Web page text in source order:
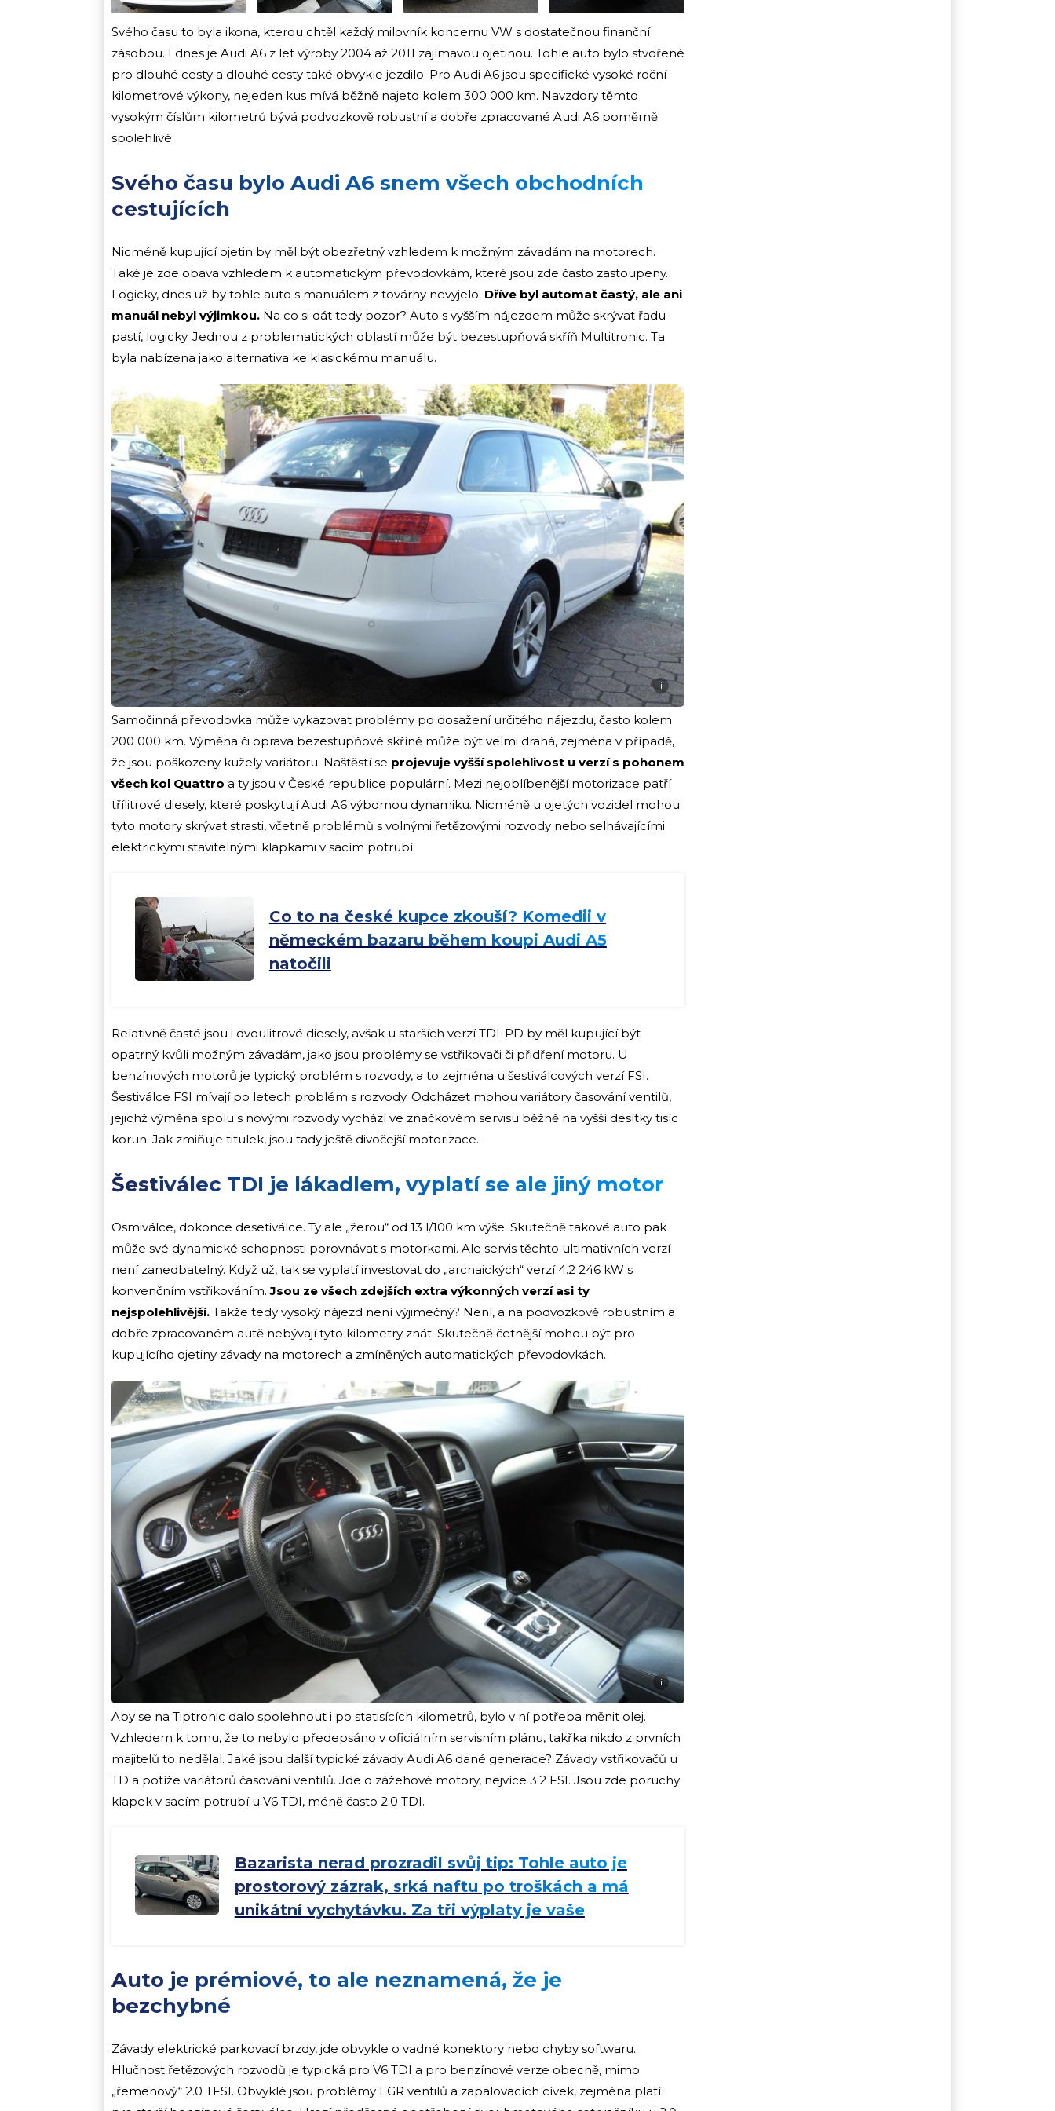
Svého času to byla ikona, kterou chtěl každý milovník koncernu VW s dostatečnou finanční
zásobou. I dnes je Audi A6 z let výroby 2004 až 2011 zajímavou ojetinou. Tohle auto bylo stvořené
pro dlouhé cesty a dlouhé cesty také obvykle jezdilo. Pro Audi A6 jsou specifické vysoké roční
kilometrové výkony, nejeden kus mívá běžně najeto kolem 300 000 km. Navzdory těmto
vysokým číslům kilometrů bývá podvozkově robustní a dobře zpracované Audi A6 poměrně
spolehlivé.
Svého času bylo Audi A6 snem všech obchodních
cestujících
Nicméně kupující ojetin by měl být obezřetný vzhledem k možným závadám na motorech.
Také je zde obava vzhledem k automatickým převodovkám, které jsou zde často zastoupeny.
Logicky, dnes už by tohle auto s manuálem z továrny nevyjelo. Dříve byl automat častý, ale ani
manuál nebyl výjimkou. Na co si dát tedy pozor? Auto s vyšším nájezdem může skrývat řadu
pastí, logicky. Jednou z problematických oblastí může být bezestupňová skříň Multitronic. Ta
byla nabízena jako alternativa ke klasickému manuálu.
i
Samočinná převodovka může vykazovat problémy po dosažení určitého nájezdu, často kolem
200 000 km. Výměna či oprava bezestupňové skříně může být velmi drahá, zejména v případě,
že jsou poškozeny kužely variátoru. Naštěstí se projevuje vyšší spolehlivost u verzí s pohonem
všech kol Quattro a ty jsou v České republice populární. Mezi nejoblíbenější motorizace patří
třílitrové diesely, které poskytují Audi A6 výbornou dynamiku. Nicméně u ojetých vozidel mohou
tyto motory skrývat strasti, včetně problémů s volnými řetězovými rozvody nebo selhávajícími
elektrickými stavitelnými klapkami v sacím potrubí.
Co to na české kupce zkouší? Komedii v
německém bazaru během koupi Audi A5
natočili
Relativně časté jsou i dvoulitrové diesely, avšak u starších verzí TDI-PD by měl kupující být
opatrný kvůli možným závadám, jako jsou problémy se vstřikovači či přidření motoru. U
benzínových motorů je typický problém s rozvody, a to zejména u šestiválcových verzí FSI.
Šestiválce FSI mívají po letech problém s rozvody. Odcházet mohou variátory časování ventilů,
jejichž výměna spolu s novými rozvody vychází ve značkovém servisu běžně na vyšší desítky tisíc
korun. Jak zmiňuje titulek, jsou tady ještě divočejší motorizace.
Šestiválec TDI je lákadlem, vyplatí se ale jiný motor
Osmiválce, dokonce desetiválce. Ty ale „žerou“ od 13 l/100 km výše. Skutečně takové auto pak
může své dynamické schopnosti porovnávat s motorkami. Ale servis těchto ultimativních verzí
není zanedbatelný. Když už, tak se vyplatí investovat do „archaických“ verzí 4.2 246 kW s
konvenčním vstřikováním.Jsou ze všech zdejších extra výkonných verzí asi ty
nejspolehlivější. Takže tedy vysoký nájezd není výjimečný? Není, a na podvozkově robustním a
dobře zpracovaném autě nebývají tyto kilometry znát. Skutečně četnější mohou být pro
kupujícího ojetiny závady na motorech a zmíněných automatických převodovkách.
i
Aby se na Tiptronic dalo spolehnout i po statisících kilometrů, bylo v ní potřeba měnit olej.
Vzhledem k tomu, že to nebylo předepsáno v oficiálním servisním plánu, takřka nikdo z prvních
majitelů to nedělal. Jaké jsou další typické závady Audi A6 dané generace? Závady vstřikovačů u
TD a potíže variátorů časování ventilů. Jde o zážehové motory, nejvíce 3.2 FSI. Jsou zde poruchy
klapek v sacím potrubí u V6 TDI, méně často 2.0 TDI.
Bazarista nerad prozradil svůj tip: Tohle auto je
prostorový zázrak, srká naftu po troškách a má
unikátní vychytávku. Za tři výplaty je vaše
Auto je prémiové, to ale neznamená, že je
bezchybné
Závady elektrické parkovací brzdy, jde obvykle o vadné konektory nebo chyby softwaru.
Hlučnost řetězových rozvodů je typická pro V6 TDI a pro benzínové verze obecně, mimo
„řemenový“ 2.0 TFSI. Obvyklé jsou problémy EGR ventilů a zapalovacích cívek, zejména platí